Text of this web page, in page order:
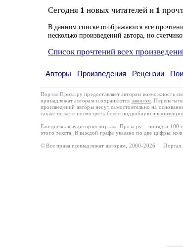
Сегодня 1 новых читателей и 1
В данном списке отображаются все
несколько произведений автора, но
Список прочтений всех
Авторы Произведения Рецензии
Портал Проза.ру предоставляет авторам возможность
принадлежат авторам и охраняются законом .
произведений авторы несут самостоятельно на
также можете посмотреть более подробную
Ежедневная аудитория портала Проза.ру – порядка
этого текста. В каждой графе указано по две цифры:
© Все права принадлежат авторам, 2000-2026 Портал